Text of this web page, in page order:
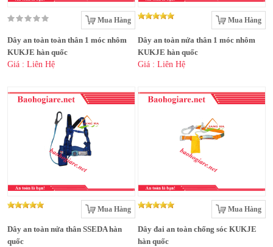
Mua Hàng
Dây an toàn toàn thân 1 móc nhôm
KUKJE hàn quốc
Giá : Liên Hệ
Mua Hàng
Dây an toàn nửa thân 1 móc nhôm
KUKJE hàn quốc
Giá : Liên Hệ
Mua Hàng
Dây an toàn nửa thân SSEDA hàn
quốc
Mua Hàng
Dây đai an toàn chống sóc KUKJE
hàn quốc